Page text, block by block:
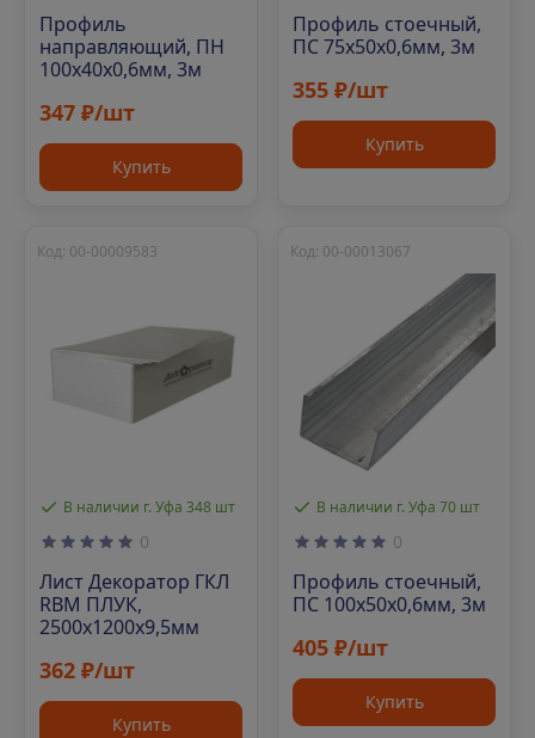
Профиль
направляющий, ПН
100х40х0,6мм, 3м
347 ₽/шт
Купить
Профиль стоечный,
ПС 75х50х0,6мм, 3м
355 ₽/шт
Купить
В наличии г. Уфа 348 шт
Код: 00-00009583
0
Лист Декоратор ГКЛ
RBM ПЛУК,
2500х1200х9,5мм
362 ₽/шт
Купить
В наличии г. Уфа 70 шт
Код: 00-00013067
0
Профиль стоечный,
ПС 100х50х0,6мм, 3м
405 ₽/шт
Купить